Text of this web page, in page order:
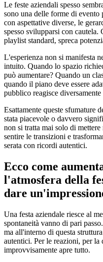
Le feste aziendali spesso
sono una delle forme di
con aspettative diverse, le
spesso svilupparsi con
playlist standard, spreca
L'esperienza non si manifesta
intuito. Quando lo spazio
può aumentare? Quando un
quando il piano deve essere
pubblico reagisce
Esattamente queste sfumature
stata piacevole o davvero
non si tratta mai solo di
sentire le transizioni e
serata con ricordi autentici.
Ecco come
l'atmosfera della
dare
Una festa aziendale riesce al
spontaneità vanno di pari
ma all'interno di questa
autentici. Per le reazioni, per la
improvvisamente apre tutto.